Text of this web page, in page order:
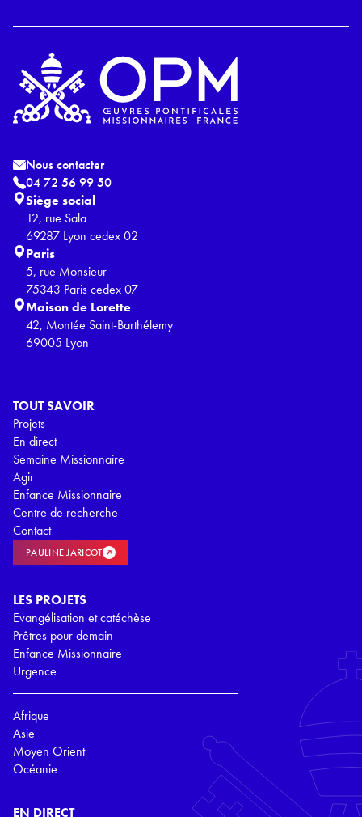
TOUT SAVOIR
Projets
En direct
Semaine Missionnaire
Agir
Enfance Missionnaire
Centre de recherche
Contact
PAULINE JARICOT
LES PROJETS
Evangélisation et catéchèse
Prêtres pour demain
Enfance Missionnaire
Urgence
Afrique
Asie
Moyen Orient
Océanie
EN DIRECT
Nous contacter
04 72 56 99 50
Siège social
12, rue Sala
69287 Lyon cedex 02
Paris
5, rue Monsieur
75343 Paris cedex 07
Maison de Lorette
42, Montée Saint-Barthélemy
69005 Lyon